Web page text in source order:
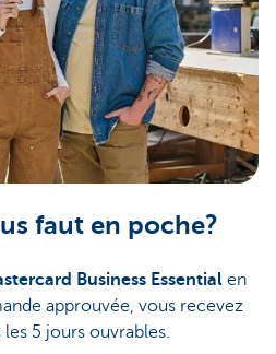
faut en poche?
Business Essential en
approuvée, vous recevez
5 jours ouvrables.